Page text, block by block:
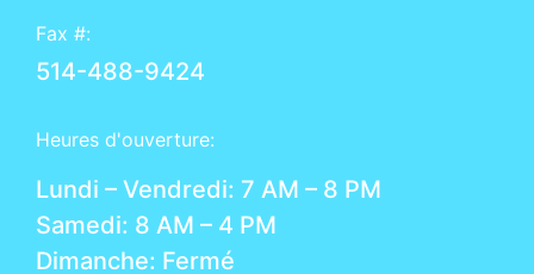
Fax #:
514-488-9424
Heures d'ouverture:
Lundi – Vendredi: 7 AM – 8 PM
Samedi: 8 AM – 4 PM
Dimanche: Fermé